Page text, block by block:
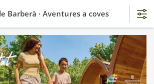
Barberà · Aventures a coves